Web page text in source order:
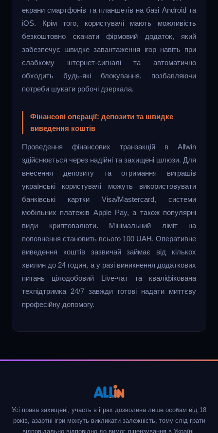
екрани смартфонів та планшетів на базі Android та
iOS. Крім того, користувачі мають можливість
безкоштовно скачати фірмовий додаток, який
забезпечує швидке завантаження ігор навіть при
слабкому інтернет-сигналі та автоматично
обходить будь-які блокування, позбавляючи
потреби шукати робочі дзеркала.
Фінансові операції: депозити та швидке
виведення коштів
Проведення фінансових транзакцій в Allwin
здійснюється через надійні та захищені шлюзи. Для
внесення депозиту та отримання виграшів
українські користувачі можуть використовувати
банківські картки Visa/Mastercard, системи
мобільних платежів Apple Pay, а також популярні
види криптовалюти. Мінімальний ліміт на
поповнення становить всього 100 UAH. Оперативне
виведення коштів зазвичай займає від кількох
хвилин до 24 годин, а у разі виникнення додаткових
питань цілодобовий Live-чат та кваліфікована
техпідтримка 24/7 завжди готові надати миттєву
професійну допомогу.
Усі права захищені, участь в іграх дозволена лише особам від 18
років, азартні ігри можуть викликати залежність, тому слід грати
відповідально відповідно до вимог ліцензування в Україні.